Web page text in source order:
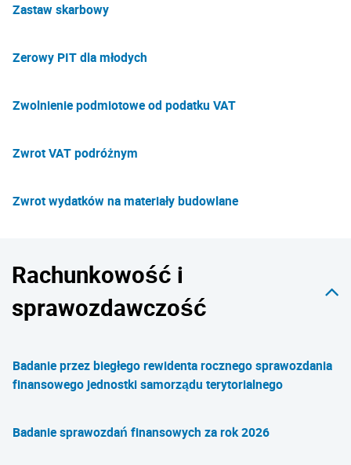
Zastaw skarbowy
Zerowy PIT dla młodych
Zwolnienie podmiotowe od podatku VAT
Zwrot VAT podróżnym
Zwrot wydatków na materiały budowlane
Rachunkowość i
sprawozdawczość
Badanie przez biegłego rewidenta rocznego sprawozdania
finansowego jednostki samorządu terytorialnego
Badanie sprawozdań finansowych za rok 2026